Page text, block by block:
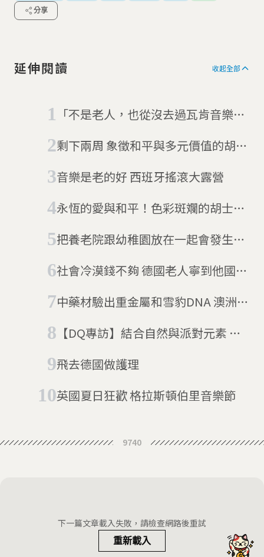
分享
延伸閱讀 收起全部
「不是老人，也從沒去過瓦肯音樂
剩下兩周 象徵和平與多元價值的胡士
音樂是老的好 西班牙搖滾大露營
永恆的愛與和平！色彩斑斕的胡士托
把養老院跟幼稚園放在一起會發生什
社會冷漠錢不夠 德國老人寧到他國度
中藥材驗出重金屬和雪豹DNA 澳洲學
【DQ專訪】結合自然與派對元素 台
飛去德國做護理
英國夏日狂歡 格拉斯頓伯里音樂節
9740
下一篇文章載入失敗，請檢查網路後重試
重新載入